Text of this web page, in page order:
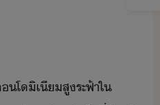
โิเี​สูระฟ้า​ใ​